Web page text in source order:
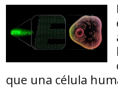
que una célula